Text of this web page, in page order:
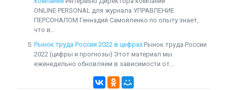
ONLINE PERSONAL для журнала УПРАВЛЕНИЕ
ПЕРСОНАЛОМ Геннадий Самойленко по опыту знает,
что в...
Рынок труда России 2022 в цифрах Рынок труда России
2022 (цифры и прогнозы) Этот материал мы
еженедельно обновляем в зависимости от...